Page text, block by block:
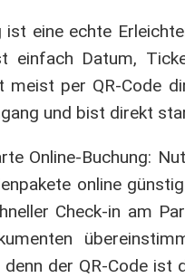
ist eine echte
einfach Datum,
meist per QR-Code
und bist direkt
Online-Buchung:
online
Check-in am
der QR-Code ist